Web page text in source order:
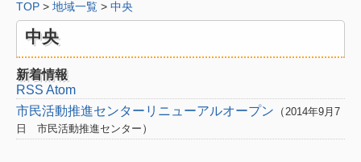
分野から
福祉
こども
環境
国際
TOP > 地域一覧 > 中央
中央
新着情報
RSS Atom
市民活動推進センターリニューアルオープン （2014年9月7
日
市民活動推進センター ）